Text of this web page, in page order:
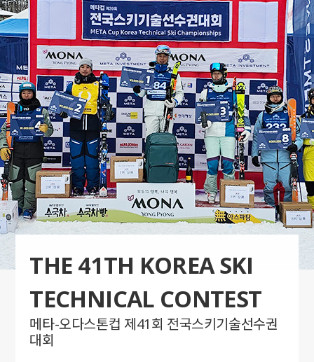
THE 41TH KOREA SKI
TECHNICAL CONTEST
메타-오다스톤컵 제41회 전국스키기술선수권
대회